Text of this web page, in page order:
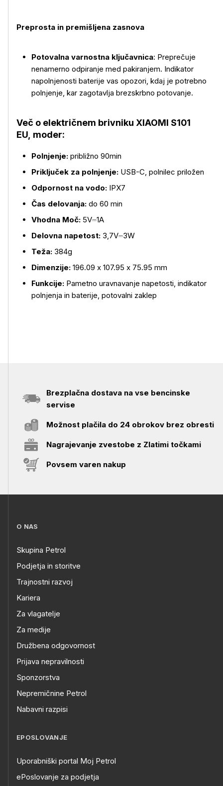
Preprosta in premišljena zasnova
Potovalna varnostna ključavnica: Preprečuje
nenamerno odpiranje med pakiranjem. Indikator
napolnjenosti baterije vas opozori, kdaj je potrebno
polnjenje, kar zagotavlja brezskrbno potovanje.
Več o električnem brivniku XIAOMI S101
EU, moder:
Polnjenje: približno 90min
Priključek za polnjenje: USB-C, polnilec priložen
Odpornost na vodo: IPX7
Čas delovanja: do 60 min
Vhodna Moč: 5V⎓1A
Delovna napetost: 3,7V⎓3W
Teža: 384g
Dimenzije: 196.09 x 107.95 x 75.95 mm
Funkcije: Pametno uravnavanje napetosti, indikator
polnjenja in baterije, potovalni zaklep
Brezplačna dostava na vse bencinske
servise
Možnost plačila do 24 obrokov brez obresti
Nagrajevanje zvestobe z Zlatimi točkami
Povsem varen nakup
O NAS
Skupina Petrol
Podjetja in storitve
Trajnostni razvoj
Kariera
Za vlagatelje
Za medije
Družbena odgovornost
Prijava nepravilnosti
Sponzorstva
Nepremičnine Petrol
Nabavni razpisi
EPOSLOVANJE
Uporabniški portal Moj Petrol
ePoslovanje za podjetja